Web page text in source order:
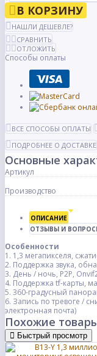
В КОРЗИНУ
НАШЛИ ДЕШЕВЛЕ?
СРАВНИТЬ
ОТЛОЖИТЬ
Способы оплаты
ВСЕ СПОСОБЫ ОПЛАТЫ
ПОДРОБНЕЕ О ДОСТАВКЕ
Основные
Артикул
Производство
ОПИСАНИЕ
ОТЗЫВЫ И
Особенности
1. 1,3 мегапикселя,
2. Поддержка звука,
3. День / ночь, P2P,
4. Поддержка tf-карты,
5. 360-градусный
6. Запись по тревоге /
электронная почта)
Похожие
Быстрый просмотр